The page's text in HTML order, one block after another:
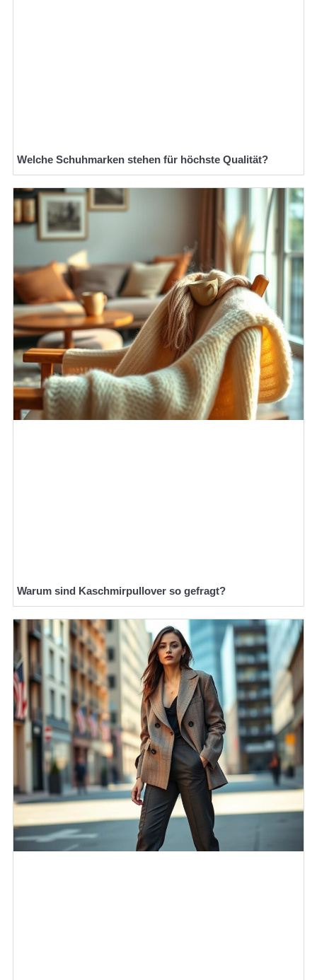
Welche Schuhmarken stehen für höchste Qualität?
Warum sind Kaschmirpullover so gefragt?